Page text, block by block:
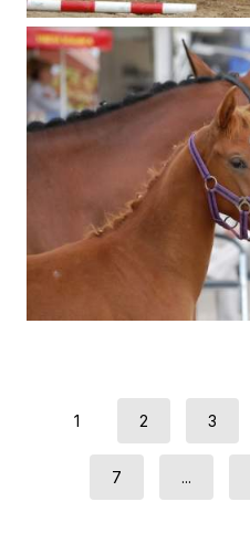
1 2 3
7 ...